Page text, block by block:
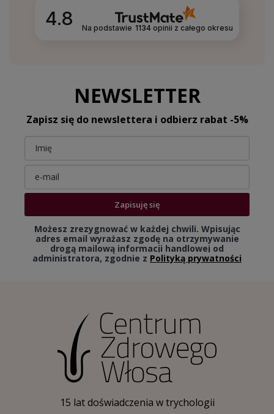
4.8 Na podstawie 1134opinii z całego okresu
NEWSLETTER
Zapisz się do newslettera i odbierz rabat -5%
Zapisuję się
Możesz zrezygnować w każdej chwili. Wpisując
adres email wyrażasz zgodę na otrzymywanie
drogą mailową informacji handlowej od
administratora, zgodnie z Polityką prywatności
15 lat doświadczenia w trychologii